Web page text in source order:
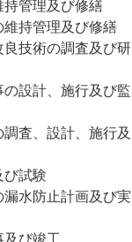
持管理及び修繕
維持管理及び修繕
良技術の調査及び研
の設計、施行及び監
調査、設計、施行及
び試験
漏水防止計画及び実
及び竣工